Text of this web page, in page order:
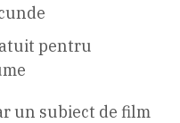
pentru
un subiect de film